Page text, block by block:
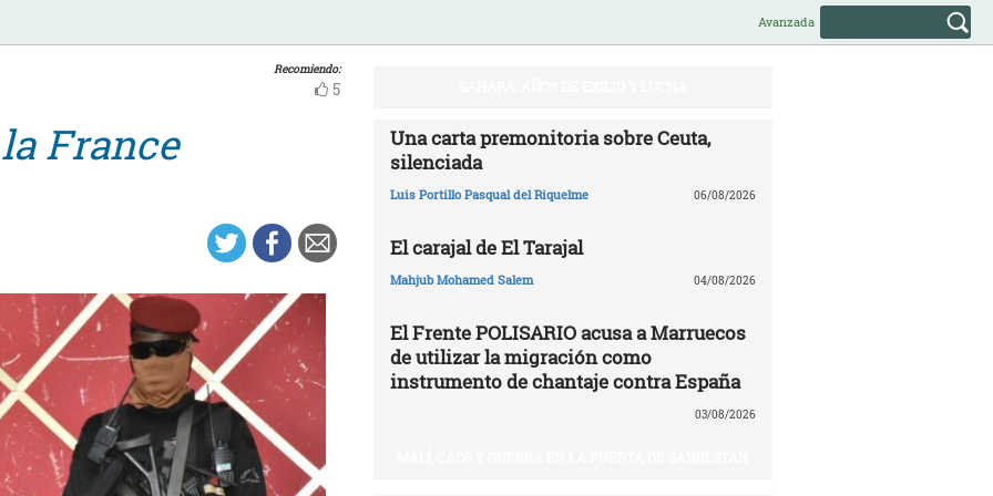
Avanzada
Recomiendo:
5
France
Una carta premonitoria sobre Ceuta,
silenciada
Luis Portillo Pasqual del Riquelme 06/08/2026
El carajal de El Tarajal
Mahjub Mohamed Salem 04/08/2026
El Frente POLISARIO acusa a Marruecos
de utilizar la migración como
instrumento de chantaje contra España
03/08/2026